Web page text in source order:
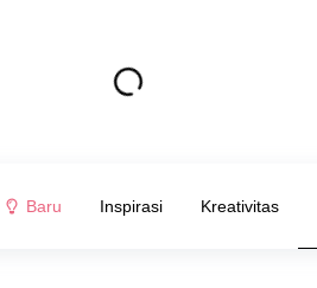
Baru Inspirasi Kreativitas